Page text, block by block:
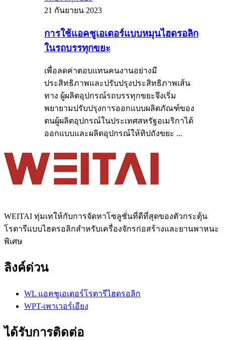
21 กันยายน 2023
การใช้แอคชูเอเตอร์แบบหมุนไฮดรอลิก
ในรถบรรทุกขยะ
เพื่อลดค่าตอบแทนคนงานอย่างมี
ประสิทธิภาพและปรับปรุงประสิทธิภาพเส้น
ทาง ผู้ผลิตอุปกรณ์รถบรรทุกขยะจึงเริ่ม
พยายามปรับปรุงการออกแบบผลิตภัณฑ์ของ
ตนผู้ผลิตอุปกรณ์ในประเทศสหรัฐอเมริกาได้
ออกแบบและผลิตอุปกรณ์ให้ทิปถังขยะ ...
WEITAI ทุ่มเทให้กับการจัดหาโซลูชั่นที่ดีที่สุดของตัวกระตุ้น
โรตารีแบบไฮดรอลิกสำหรับเครื่องจักรก่อสร้างและยานพาหนะ
พิเศษ
ลิงค์ด่วน
WL แอคชูเอเตอร์โรตารีไฮดรอลิก
WPT-เพาเวอร์เอียง
ได้รับการติดต่อ